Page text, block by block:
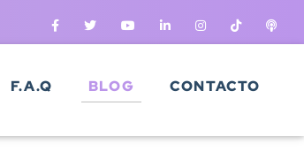
F.A.Q BLOG CONTACTO